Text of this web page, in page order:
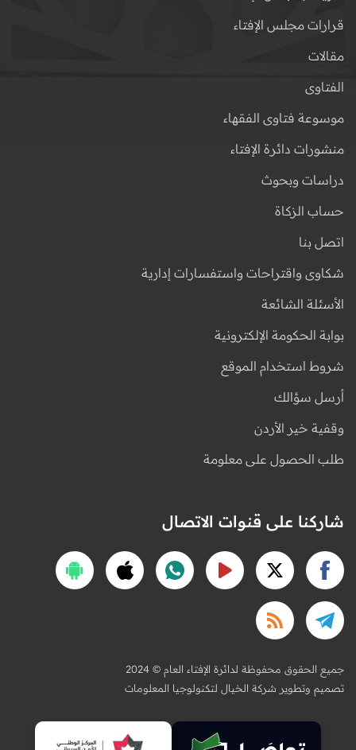
قرارات مجلس الإفتاء
مقالات
الفتاوى
موسوعة فتاوى الفقهاء
منشورات دائرة الإفتاء
دراسات وبحوث
حساب الزكاة
اتصل بنا
شكاوى واقتراحات واستفسارات إدارية
الأسئلة الشائعة
بوابة الحكومة الإلكترونية
شروط استخدام الموقع
أرسل سؤالك
وقفية خير الأردن
طلب الحصول على معلومة
شاركنا على قنوات الاتصال
2024 © جميع الحقوق محفوظة لدائرة الإفتاء العام
تصميم وتطوير شركة الخيال لتكنولوجيا المعلومات